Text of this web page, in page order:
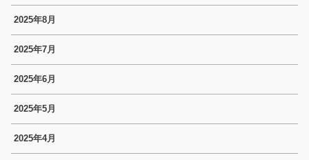
2025年8月
2025年7月
2025年6月
2025年5月
2025年4月